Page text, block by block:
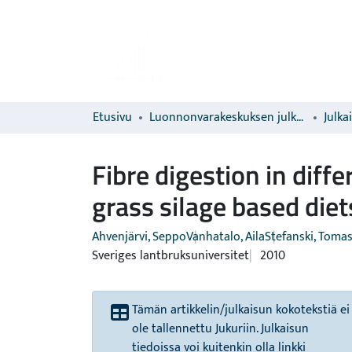
Etusivu Luonnonvarakeskuksen julkaisut
Fibre digestion in
grass silage based
Ahvenjärvi, SeppoVanhatalo, AilaStefanski,
Sveriges lantbruksuniversitet 2010
Tämän artikkelin/julkaisun kokotekstiä ei
ole tallennettu Jukuriin. Julkaisun
tiedoissa voi kuitenkin olla linkki